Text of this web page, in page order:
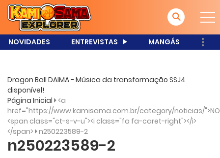
NOVIDADES ENTREVISTAS MANGÁS
Dragon Ball DAIMA - Música da transformação SSJ4
disponível!
Página Inicial <a
href="https://www.kamisama.com.br/category/noticias/
<span class="ct-s-v-u"><i class="fa fa-caret-right"></i>
</span> n250223589-2
n250223589-2